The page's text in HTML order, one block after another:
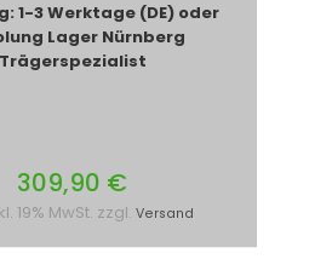
1-3 Werktage (DE) oder
Lager Nürnberg
Trägerspezialist
309,90 €
19% MwSt. zzgl. Versand